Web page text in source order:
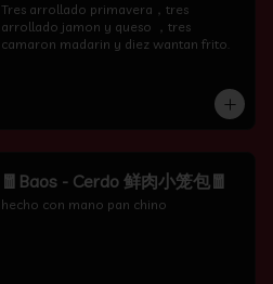
Tres arrollado primavera，tres
arrollado jamon y queso ，tres
camaron madarin y diez wantan frito.
🧧Baos - Cerdo 鲜肉小笼包🧧
hecho con mano pan chino